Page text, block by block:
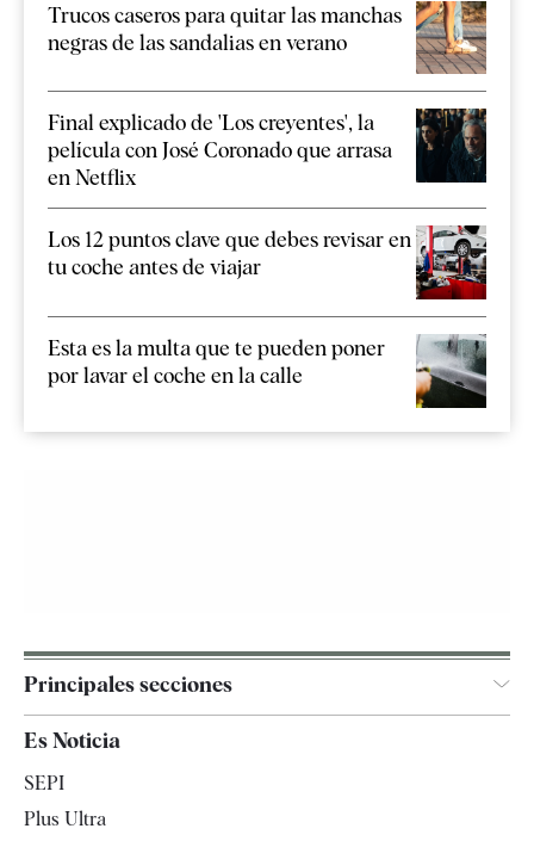
Trucos caseros para quitar las manchas
negras de las sandalias en verano
Final explicado de 'Los creyentes', la
película con José Coronado que arrasa
en Netflix
Los 12 puntos clave que debes revisar en
tu coche antes de viajar
Esta es la multa que te pueden poner
por lavar el coche en la calle
Principales secciones
Es Noticia
SEPI
Plus Ultra